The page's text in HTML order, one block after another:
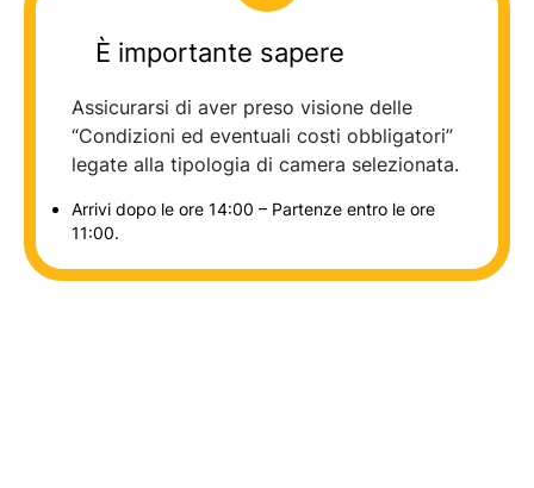
È importante sapere
Assicurarsi di aver preso visione delle
“Condizioni ed eventuali costi obbligatori”
legate alla tipologia di camera selezionata.
Arrivi dopo le ore 14:00 – Partenze entro le ore
11:00.